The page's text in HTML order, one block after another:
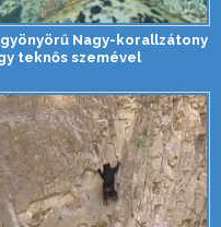
Nagy-korallzátony
teknős szemével